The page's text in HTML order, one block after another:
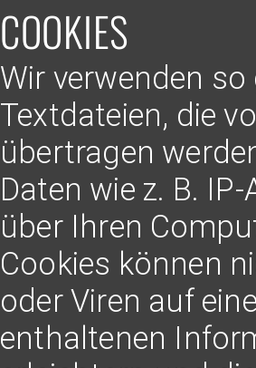
COOKIES
Wir verwenden so
Textdateien, die
übertragen
Daten wie z. B.
über Ihren
Cookies können
oder Viren auf
enthaltenen